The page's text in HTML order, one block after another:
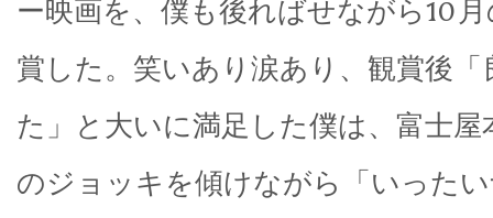
ー映画を、僕も後ればせながら10
賞した。笑いあり涙あり、観賞後
た」と大いに満足した僕は、富士
のジョッキを傾けながら「いった